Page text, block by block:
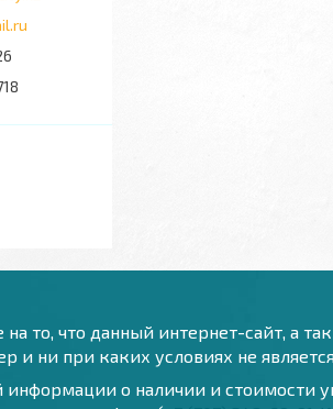
то, что данный интернет-сайт, а
и ни при каких условиях не
информации о наличии и стоимости